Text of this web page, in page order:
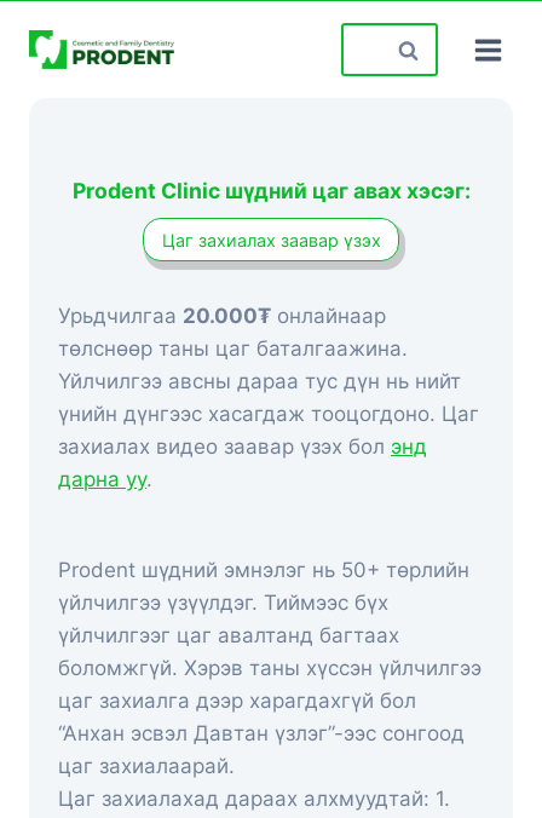
Search
for:
Prodent Clinic шүдний цаг авах хэсэг:
Цаг захиалах заавар үзэх
Урьдчилгаа 20.000₮ онлайнаар
төлснөөр таны цаг баталгаажина.
Үйлчилгээ авсны дараа тус дүн нь нийт
үнийн дүнгээс хасагдаж тооцогдоно. Цаг
захиалах видео заавар үзэх бол энд
дарна уу.
Prodent шүдний эмнэлэг нь 50+ төрлийн
үйлчилгээ үзүүлдэг. Тиймээс бүх
үйлчилгээг цаг авалтанд багтаах
боломжгүй. Хэрэв таны хүссэн үйлчилгээ
цаг захиалга дээр харагдахгүй бол
“Анхан эсвэл Давтан үзлэг”-ээс сонгоод
цаг захиалаарай.
Цаг захиалахад дараах алхмуудтай: 1.